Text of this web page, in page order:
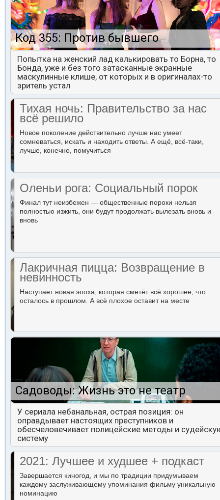
Код 355: Против бывшего
Попытка на женский лад калькировать то Борна, то
Бонда, уже и без того затасканные экранные
маскулинные клише, от которых и в оригиналах-то
зритель устал
Тихая ночь: Правительство за нас
всё решило
Новое поколение действительно лучше нас умеет
сомневаться, искать и находить ответы. А ещё, всё-таки,
лучше, конечно, помучиться
Оленьи рога: Социальный порок
Финал тут неизбежен — общественные пороки нельзя
полностью изжить, они будут продолжать вылезать вновь и
вновь
Лакричная пицца: Возвращение в
невинность
Наступает новая эпоха, которая сметёт всё хорошее, что
осталось в прошлом. А всё плохое оставит на месте
Садоводы: Жизнь это не театр
У сериала небанальная, острая позиция: он
оправдывает настоящих преступников и
обесчеловечивает полицейские методы и
систему
2021: Лучшее и худшее + подкаст
Завершается киногод, и мы по традиции придумываем
каждому заслуживающему упоминания фильму уникальную
номинацию